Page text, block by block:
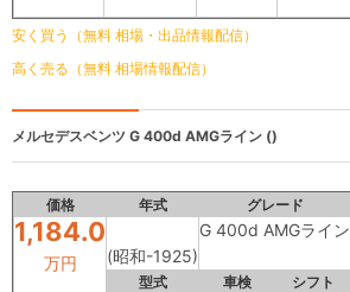
安く買う（無料 相場・出品情報配信）
高く売る（無料 相場情報配信）
メルセデスベンツ G 400d AMGライン ()
価格 年式 グレード
1,184.0
万円 (昭和-1925)
G 400d AMGライン
型式 車検 シフト